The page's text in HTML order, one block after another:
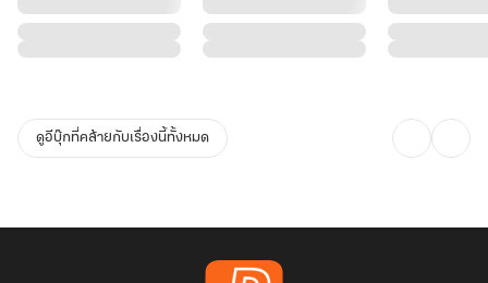
ดูอีบุ๊กที่คล้ายกับเรื่องนี้ทั้งหมด